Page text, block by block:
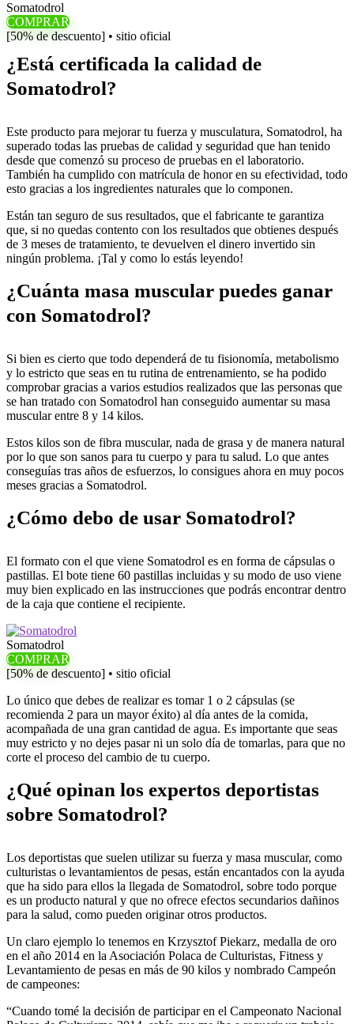
Somatodrol
COMPRAR
[50% de descuento] • sitio oficial
¿Está certificada la calidad de
Somatodrol?
Este producto para mejorar tu fuerza y musculatura, Somatodrol, ha
superado todas las pruebas de calidad y seguridad que han tenido
desde que comenzó su proceso de pruebas en el laboratorio.
También ha cumplido con matrícula de honor en su efectividad, todo
esto gracias a los ingredientes naturales que lo componen.
Están tan seguro de sus resultados, que el fabricante te garantiza
que, si no quedas contento con los resultados que obtienes después
de 3 meses de tratamiento, te devuelven el dinero invertido sin
ningún problema. ¡Tal y como lo estás leyendo!
¿Cuánta masa muscular puedes ganar
con Somatodrol?
Si bien es cierto que todo dependerá de tu fisionomía, metabolismo
y lo estricto que seas en tu rutina de entrenamiento, se ha podido
comprobar gracias a varios estudios realizados que las personas que
se han tratado con Somatodrol han conseguido aumentar su masa
muscular entre 8 y 14 kilos.
Estos kilos son de fibra muscular, nada de grasa y de manera natural
por lo que son sanos para tu cuerpo y para tu salud. Lo que antes
conseguías tras años de esfuerzos, lo consigues ahora en muy pocos
meses gracias a Somatodrol.
¿Cómo debo de usar Somatodrol?
El formato con el que viene Somatodrol es en forma de cápsulas o
pastillas. El bote tiene 60 pastillas incluidas y su modo de uso viene
muy bien explicado en las instrucciones que podrás encontrar dentro
de la caja que contiene el recipiente.
Somatodrol
COMPRAR
[50% de descuento] • sitio oficial
Lo único que debes de realizar es tomar 1 o 2 cápsulas (se
recomienda 2 para un mayor éxito) al día antes de la comida,
acompañada de una gran cantidad de agua. Es importante que seas
muy estricto y no dejes pasar ni un solo día de tomarlas, para que no
corte el proceso del cambio de tu cuerpo.
¿Qué opinan los expertos deportistas
sobre Somatodrol?
Los deportistas que suelen utilizar su fuerza y masa muscular, como
culturistas o levantamientos de pesas, están encantados con la ayuda
que ha sido para ellos la llegada de Somatodrol, sobre todo porque
es un producto natural y que no ofrece efectos secundarios dañinos
para la salud, como pueden originar otros productos.
Un claro ejemplo lo tenemos en Krzysztof Piekarz, medalla de oro
en el año 2014 en la Asociación Polaca de Culturistas, Fitness y
Levantamiento de pesas en más de 90 kilos y nombrado Campeón
de campeones:
“Cuando tomé la decisión de participar en el Campeonato Nacional